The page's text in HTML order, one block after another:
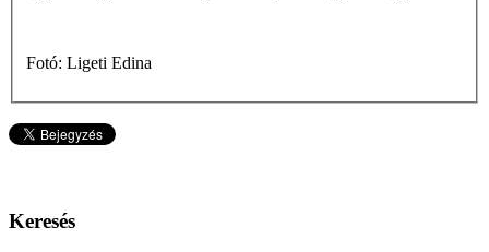
Fotó: Ligeti Edina
Keresés